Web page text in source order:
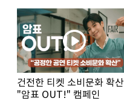
건전한 티켓 소비문화 확산
"암표 OUT!" 캠페인